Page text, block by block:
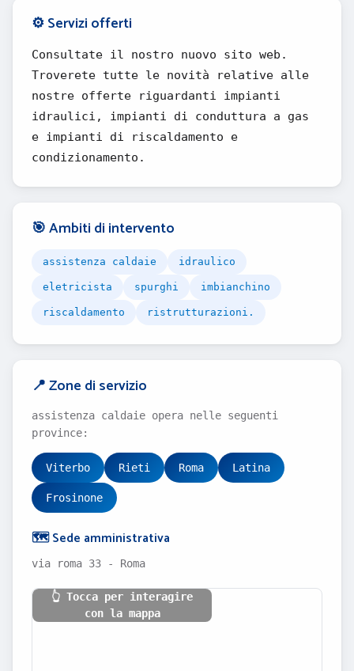
⚙️ Servizi offerti
Consultate il nostro nuovo sito web.
Troverete tutte le novità relative alle
nostre offerte riguardanti impianti
idraulici, impianti di conduttura a gas
e impianti di riscaldamento e
condizionamento.
🎯 Ambiti di intervento
assistenza caldaie idraulico
eletricista spurghi imbianchino
riscaldamento ristrutturazioni.
📍 Zone di servizio
assistenza caldaie opera nelle seguenti
province:
Viterbo Rieti Roma Latina
Frosinone
🗺️ Sede amministrativa
via roma 33 - Roma
👆 Tocca per interagire
con la mappa